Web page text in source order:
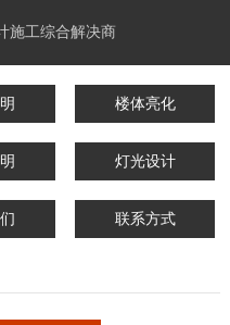
施工综合解决商
楼体亮化
灯光设计
联系方式